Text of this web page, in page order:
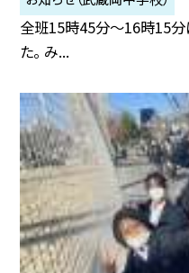
全班15時45分〜16時15分
た。 み...